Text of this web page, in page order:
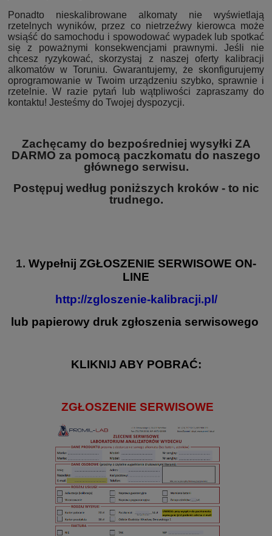
Ponadto nieskalibrowane alkomaty nie wyświetlają
rzetelnych wyników, przez co nietrzeźwy kierowca może
wsiąść do samochodu i spowodować wypadek lub spotkać
się z poważnymi konsekwencjami prawnymi. Jeśli nie
chcesz ryzykować, skorzystaj z naszej oferty kalibracji
alkomatów w Toruniu. Gwarantujemy, że skonfigurujemy
oprogramowanie w Twoim urządzeniu szybko, sprawnie i
rzetelnie. W razie pytań lub wątpliwości zapraszamy do
kontaktu! Jesteśmy do Twojej dyspozycji.
Zachęcamy do bezpośredniej wysyłki ZA
DARMO za pomocą paczkomatu do naszego
głównego serwisu.
Postępuj według poniższych kroków - to nic
trudnego.
1. Wypełnij ZGŁOSZENIE SERWISOWE ON-
LINE
http://zgloszenie-kalibracji.pl/
lub papierowy druk zgłoszenia serwisowego
KLIKNIJ ABY POBRAĆ:
ZGŁOSZENIE SERWISOWE